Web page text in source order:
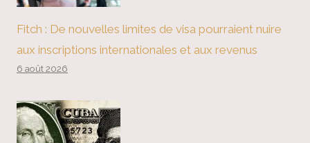
Fitch : De nouvelles limites de visa pourraient nuire
aux inscriptions internationales et aux revenus
6 août 2026